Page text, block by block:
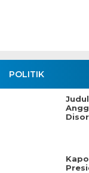
POLITIK